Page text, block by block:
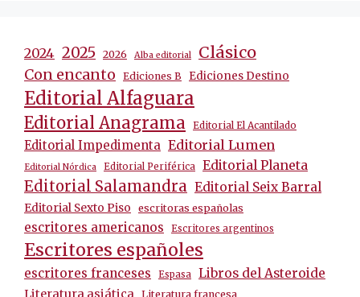
2024 2025 2026 Alba editorial Clásico
Con encanto Ediciones B Ediciones Destino
Editorial Alfaguara
Editorial Anagrama Editorial El Acantilado
Editorial Impedimenta Editorial Lumen
Editorial Nórdica Editorial Periférica Editorial Planeta
Editorial Salamandra Editorial Seix Barral
Editorial Sexto Piso escritoras españolas
escritores americanos Escritores argentinos
Escritores españoles
escritores franceses Espasa Libros del Asteroide
Literatura asiática Literatura francesa